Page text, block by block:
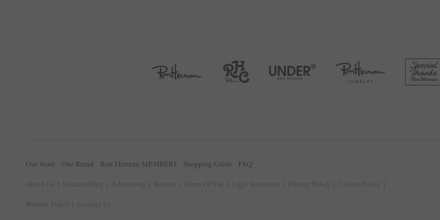
Our Store Our Brand Ron Herman MEMBERS Shopping Guide FAQ
About Us Sustainability Advertising Recruit Terms Of Use Legal Statement Privacy Policy Cookie Policy
Website Policy Contact Us